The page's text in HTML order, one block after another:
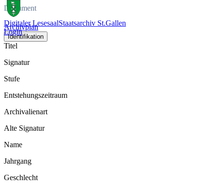
Digitaler LesesaalStaatsarchiv St.Gallen
Login
Dokument
Archivplan
Identifikation
Titel
Signatur
Stufe
Entstehungszeitraum
Archivalienart
Alte Signatur
Name
Jahrgang
Geschlecht